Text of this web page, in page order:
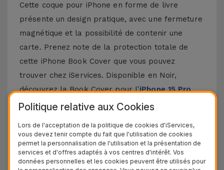
Cette coque pour iPhone en forme de livre
présente un design pratique, avec une fermeture
magnétique et la possibilité de contenir une
carte. Prenez note de la protection totale de
cette iPhone Book Cover que vous pouvez
trouver chez iServices. Disponible en Noir,
découvrez la Book Cover pour l'iPhone 15 Pro
Max, mais aussi d'autres modèles Apple comme
le dernieriPhone 16etiPhone 17.
Autres détails de la Coque Portefeuille
iPhone
Politique relative aux Cookies
Lors de l'acceptation de la politique de cookies d'iServices,
vous devez tenir compte du fait que l'utilisation de cookies
permet la personnalisation de l'utilisation et la présentation de
services et d'offres adaptés à vos centres d'intérêt. Vos
données personnelles et les cookies peuvent être utilisés pour